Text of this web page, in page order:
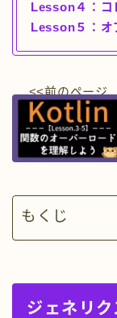
Lesson４：コ
Lesson５：オ
<<前のページ
もくじ
ジェネリ